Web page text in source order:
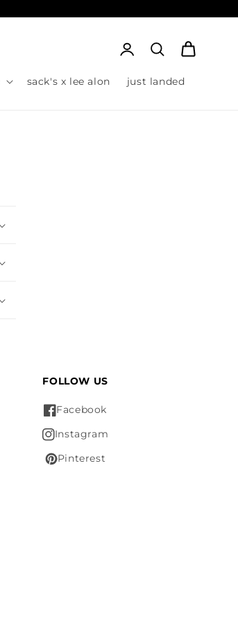
just landed
sack's x lee alon
כניסה Cart
FOLLOW US
Facebook
Instagram
Pinterest